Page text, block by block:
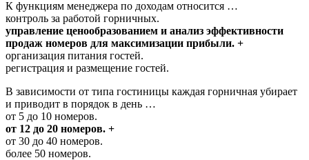
К функциям менеджера по доходам относится …
контроль за работой горничных.
управление ценообразованием и анализ эффективности
продаж номеров для максимизации прибыли. +
организация питания гостей.
регистрация и размещение гостей.
В зависимости от типа гостиницы каждая горничная убирает
и приводит в порядок в день …
от 5 до 10 номеров.
от 12 до 20 номеров. +
от 30 до 40 номеров.
более 50 номеров.